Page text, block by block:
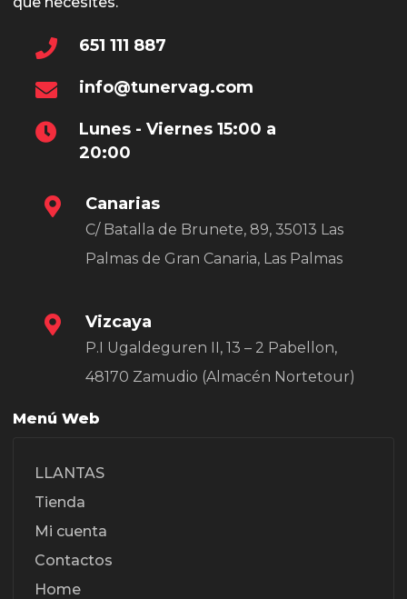
651 111 887
info@tunervag.com
Lunes - Viernes 15:00 a
20:00
Canarias
C/ Batalla de Brunete, 89, 35013 Las
Palmas de Gran Canaria, Las Palmas
Vizcaya
P.I Ugaldeguren II, 13 – 2 Pabellon,
48170 Zamudio (Almacén Nortetour)
Menú Web
LLANTAS
Tienda
Mi cuenta
Contactos
Home